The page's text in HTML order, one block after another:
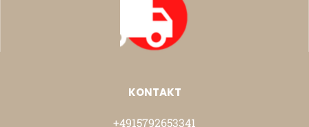
KONTAKT
+4915792653341